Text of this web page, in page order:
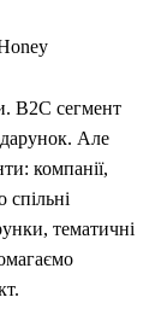
B2C сегмент
Але
компанії,
тематичні